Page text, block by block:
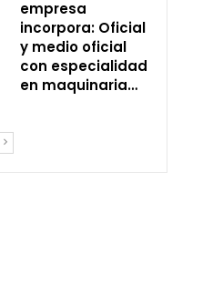
empresa
incorpora: Oficial
y medio oficial
con especialidad
en maquinaria…